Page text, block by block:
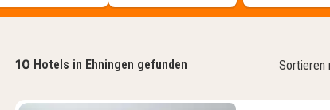
10 Hotels in Ehningen gefunden Sortieren